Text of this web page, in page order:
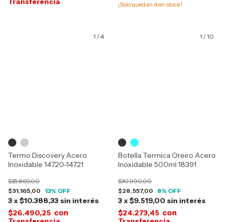
¡Solo quedan 4en stock!
1 /4
Termo Discovery Acero
Inoxidable 14720-14721
$31.165,00
$35.869,00
13% OFF
3x$10.388,33 sin interés
$26.490,25 con
1 /10
Botella Termica Oreiro Acero
Inoxidable 500ml 18391
$28.557,00
$30.990,00
8% OFF
3x$9.519,00 sin interés
$24.273,45 con